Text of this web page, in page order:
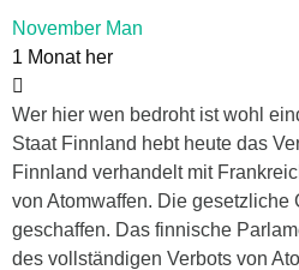
November Man
1 Monat her
Wer hier wen bedroht ist wohl
Staat Finnland hebt heute das
Finnland verhandelt mit
von Atomwaffen. Die gesetzliche
geschaffen. Das finnische
des vollständigen Verbots von